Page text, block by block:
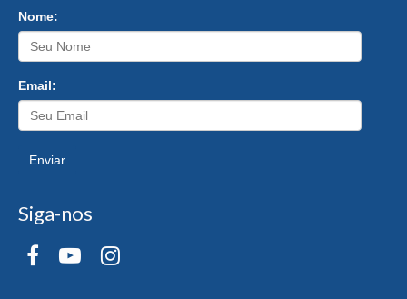
Nome:
Email:
Enviar
Siga-nos